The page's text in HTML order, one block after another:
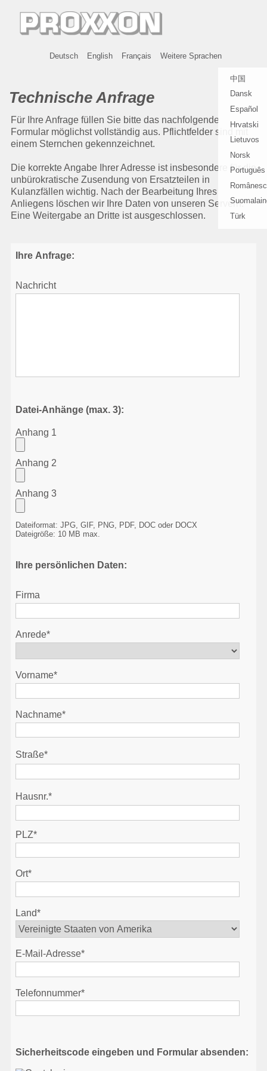
Deutsch English Français Weitere Sprachen
中国
Dansk
Español
Hrvatski
Lietuvos
Norsk
Português
Românesc
Türk
Technische Anfrage
Für Ihre Anfrage füllen Sie bitte das nachfolgende
Formular möglichst vollständig aus. Pflichtfelder sind mit
einem Sternchen gekennzeichnet.
Die korrekte Angabe Ihrer Adresse ist insbesondere für die
unbürokratische Zusendung von Ersatzteilen in
Kulanzfällen wichtig. Nach der Bearbeitung Ihres
Anliegens löschen wir Ihre Daten von unseren Servern.
Eine Weitergabe an Dritte ist ausgeschlossen.
Ihre Anfrage:
Nachricht
Datei-Anhänge (max. 3):
Anhang 1
Anhang 2
Anhang 3
Dateiformat: JPG, GIF, PNG, PDF, DOC oder DOCX
Dateigröße: 10 MB max.
Ihre persönlichen Daten:
Firma
Anrede*
Vorname*
Nachname*
Straße*
Hausnr.*
PLZ*
Ort*
Land*
E-Mail-Adresse*
Telefonnummer*
Sicherheitscode eingeben und Formular absenden: